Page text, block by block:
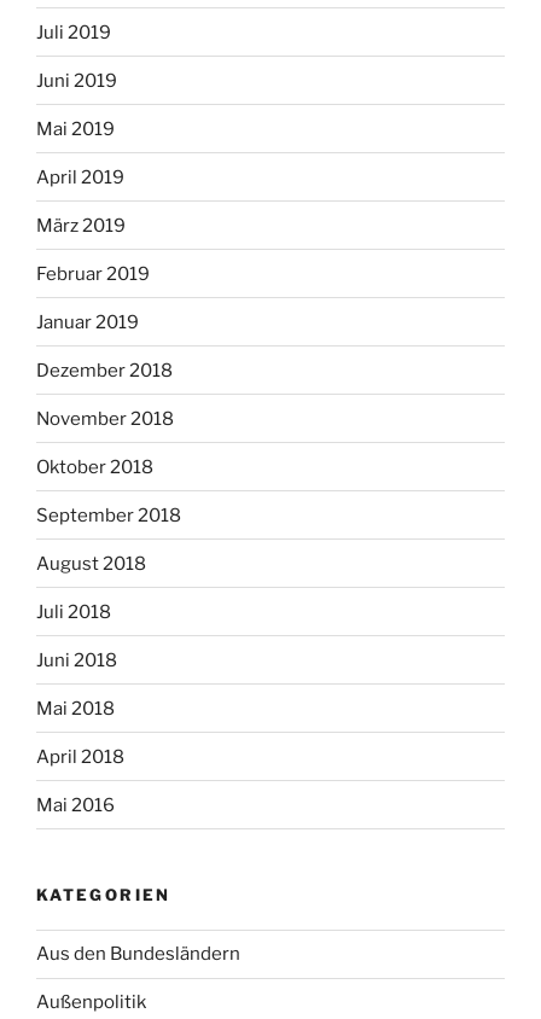
Juli 2019
Juni 2019
Mai 2019
April 2019
März 2019
Februar 2019
Januar 2019
Dezember 2018
November 2018
Oktober 2018
September 2018
August 2018
Juli 2018
Juni 2018
Mai 2018
April 2018
Mai 2016
KATEGORIEN
Aus den Bundesländern
Außenpolitik